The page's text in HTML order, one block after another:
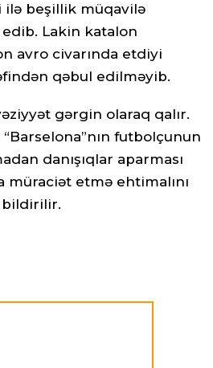
beşillik müqavilə
Lakin katalon
avro civarında etdiyi
qəbul edilməyib.
gərgin olaraq qalır.
futbolçunun
danışıqlar aparması
müraciət etmə ehtimalını
bildirilir.